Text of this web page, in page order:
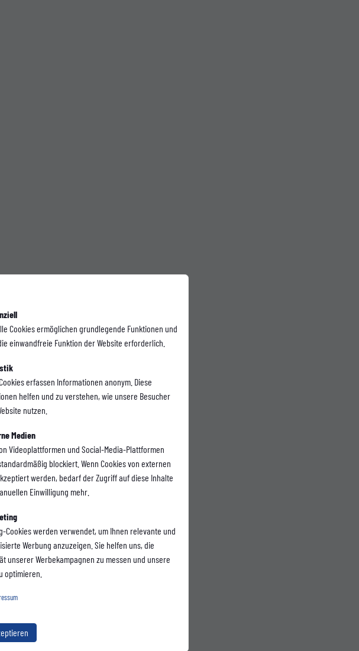
Cookies ermöglichen grundlegende Funktionen und
einwandfreie Funktion der Website erforderlich.
erfassen Informationen anonym. Diese
helfen und zu verstehen, wie unsere Besucher
nutzen.
Medien
Videoplattformen und Social-Media-Plattformen
blockiert. Wenn Cookies von externen
werden, bedarf der Zugriff auf diese Inhalte
Einwilligung mehr.
Cookies werden verwendet, um Ihnen relevante und
Werbung anzuzeigen. Sie helfen uns, die
unserer Werbekampagnen zu messen und unsere
optimieren.